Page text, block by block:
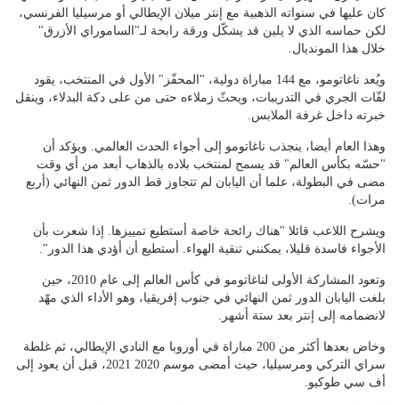
كان عليها في سنواته الذهبية مع إنتر ميلان الإيطالي أو مرسيليا الفرنسي،
لكن حماسه الذي لا يلين قد يشكّل ورقة رابحة لـ"الساموراي الأزرق"
خلال هذا المونديال.
ويُعد ناغاتومو، مع 144 مباراة دولية، "المحفّز" الأول في المنتخب، يقود
لفّات الجري في التدريبات، ويحثّ زملاءه حتى من على دكة البدلاء، وينقل
خبرته داخل غرفة الملابس.
وهذا العام أيضا، ينجذب ناغاتومو إلى أجواء الحدث العالمي. ويؤكد أن
"حسّه بكأس العالم" قد يسمح لمنتخب بلاده بالذهاب أبعد من أي وقت
مضى في البطولة، علما أن اليابان لم تتجاوز قط الدور ثمن النهائي (أربع
مرات).
ويشرح اللاعب قائلا "هناك رائحة خاصة أستطيع تمييزها. إذا شعرت بأن
الأجواء فاسدة قليلا، يمكنني تنقية الهواء. أستطيع أن أؤدي هذا الدور".
وتعود المشاركة الأولى لناغاتومو في كأس العالم إلى عام 2010، حين
بلغت اليابان الدور ثمن النهائي في جنوب إفريقيا، وهو الأداء الذي مهّد
لانضمامه إلى إنتر بعد ستة أشهر.
وخاض بعدها أكثر من 200 مباراة في أوروبا مع النادي الإيطالي، ثم غلطة
سراي التركي ومرسيليا، حيث أمضى موسم 2020 2021، قبل أن يعود إلى
أف سي طوكيو.